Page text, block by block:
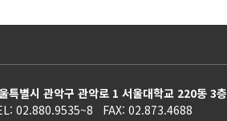
특별시 관악구 관악로 1 서울대학교 220동 3층
02.880.9535~8 FAX: 02.873.4688